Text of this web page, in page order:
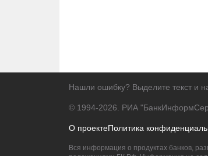
Нашли ошибку? Выделите текст и
© 1994-2026. РИА
О проектеПолитика
Вся информация о продуктах банков,